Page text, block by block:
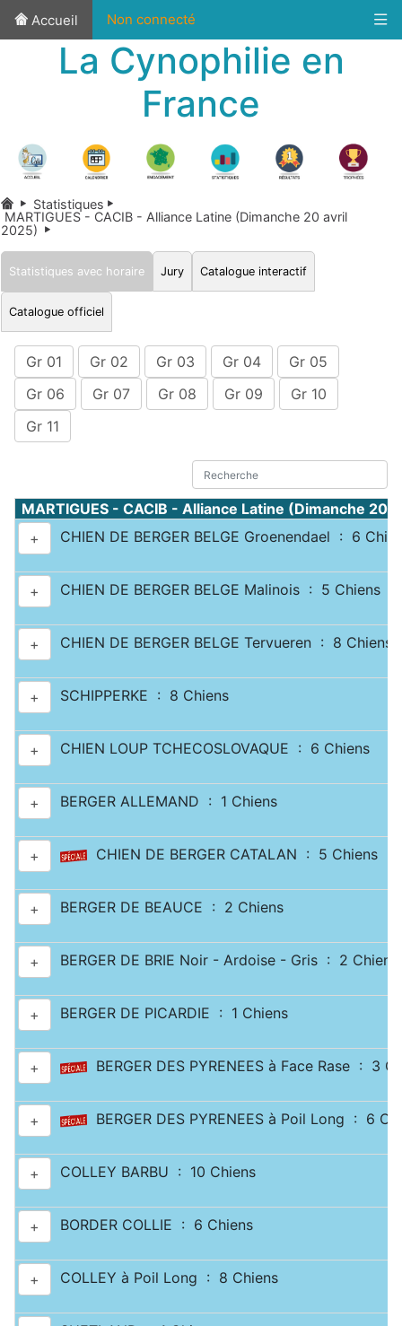
Accueil Non connecté
La Cynophilie en
France
Statistiques
MARTIGUES - CACIB - Alliance Latine (Dimanche 20 avril
2025)
Statistiques avec horaire Jury Catalogue interactif
Catalogue officiel
Gr 01 Gr 02 Gr 03 Gr 04
Gr 05
Gr 06
Gr 07 Gr 08 Gr 09
Gr 10
Gr 11
MARTIGUES - CACIB - Alliance Latine (Dimanche
+
CHIEN DE BERGER BELGE Groenendael : 6
+ CHIEN DE BERGER BELGE Malinois : 5 Chiens
+ CHIEN DE BERGER BELGE Tervueren : 8 Chiens
+ SCHIPPERKE : 8 Chiens
+ CHIEN LOUP TCHECOSLOVAQUE : 6 Chiens
+ BERGER ALLEMAND : 1 Chiens
+ CHIEN DE BERGER CATALAN : 5 Chiens
+ BERGER DE BEAUCE : 2 Chiens
+ BERGER DE BRIE Noir - Ardoise - Gris : 2 Chiens
+ BERGER DE PICARDIE : 1 Chiens
+ BERGER DES PYRENEES à Face Rase : 3
+ BERGER DES PYRENEES à Poil Long : 6
+ COLLEY BARBU : 10 Chiens
+ BORDER COLLIE : 6 Chiens
+ COLLEY à Poil Long : 8 Chiens